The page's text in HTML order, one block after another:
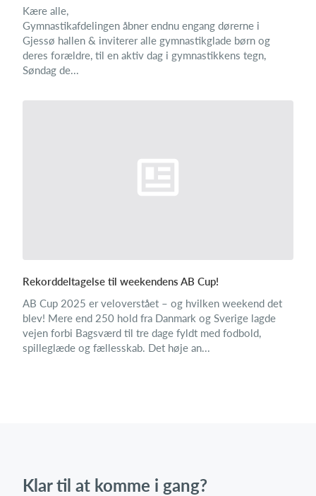
Kære alle,
Gymnastikafdelingen åbner endnu engang dørerne i
Gjessø hallen & inviterer alle gymnastikglade børn og
deres forældre, til en aktiv dag i gymnastikkens tegn,
Søndag de...
Rekorddeltagelse til weekendens AB Cup!
AB Cup 2025 er veloverstået – og hvilken weekend det
blev! Mere end 250 hold fra Danmark og Sverige lagde
vejen forbi Bagsværd til tre dage fyldt med fodbold,
spilleglæde og fællesskab. Det høje an...
Klar til at komme i gang?